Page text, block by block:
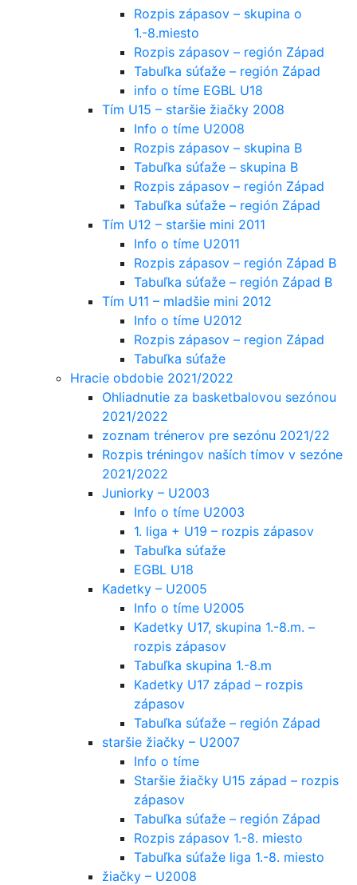
Rozpis zápasov – skupina o
1.-8.miesto
Rozpis zápasov – región Západ
Tabuľka súťaže – región Západ
info o tíme EGBL U18
Tím U15 – staršie žiačky 2008
Info o tíme U2008
Rozpis zápasov – skupina B
Tabuľka súťaže – skupina B
Rozpis zápasov – región Západ
Tabuľka súťaže – región Západ
Tím U12 – staršie mini 2011
Info o tíme U2011
Rozpis zápasov – región Západ B
Tabuľka súťaže – región Západ B
Tím U11 – mladšie mini 2012
Info o tíme U2012
Rozpis zápasov – region Západ
Tabuľka súťaže
Hracie obdobie 2021/2022
Ohliadnutie za basketbalovou sezónou
2021/2022
zoznam trénerov pre sezónu 2021/22
Rozpis tréningov naších tímov v sezóne
2021/2022
Juniorky – U2003
Info o tíme U2003
1. liga + U19 – rozpis zápasov
Tabuľka súťaže
EGBL U18
Kadetky – U2005
Info o tíme U2005
Kadetky U17, skupina 1.-8.m. –
rozpis zápasov
Tabuľka skupina 1.-8.m
Kadetky U17 západ – rozpis
zápasov
Tabuľka súťaže – región Západ
staršie žiačky – U2007
Info o tíme
Staršie žiačky U15 západ – rozpis
zápasov
Tabuľka súťaže – región Západ
Rozpis zápasov 1.-8. miesto
Tabuľka súťaže liga 1.-8. miesto
žiačky – U2008